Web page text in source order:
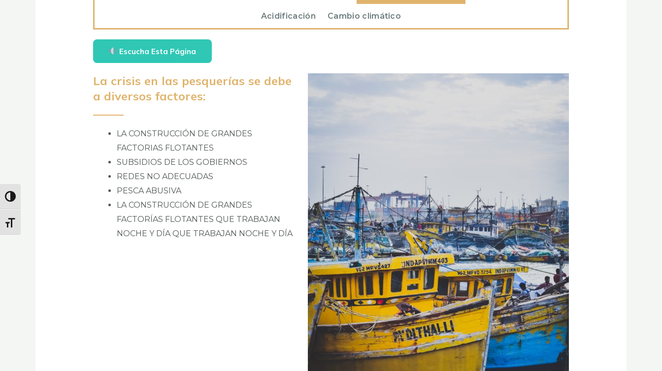
Alternar Alto Contraste
Alternar Tamaño De Letra
Acidificación Cambio climático
Escucha Esta Página
La crisis en las pesquerías se debe
a diversos factores:
LA CONSTRUCCIÓN DE GRANDES
FACTORIAS FLOTANTES
SUBSIDIOS DE LOS GOBIERNOS
REDES NO ADECUADAS
PESCA ABUSIVA
LA CONSTRUCCIÓN DE GRANDES
FACTORÍAS FLOTANTES QUE TRABAJAN
NOCHE Y DÍA QUE TRABAJAN NOCHE Y DÍA